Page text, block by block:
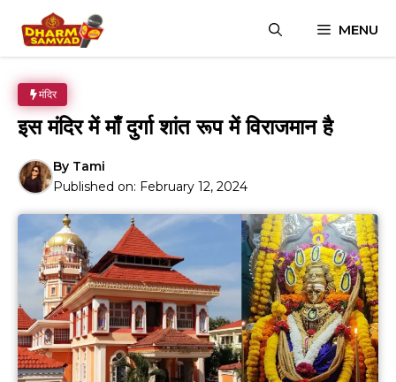
content
MENU
मंदिर
इस मंदिर में माँ दुर्गा शांत रूप में विराजमान है
By Tami
Published on: February 12, 2024